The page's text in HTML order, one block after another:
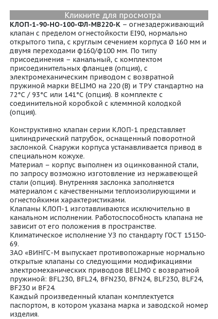
Кликните для просмотра
КЛОП-1-90-НО-100-ФЛ-МВ220-К – огнезадерживающий
клапан с пределом огнестойкости EI90, нормально
открытого типа, с круглым сечением корпуса Ø 160 мм и
двумя переходами ф160/ф100 мм. По типу
присоединения – канальный, с комплектом
присоединительных фланцев (опция), с
электромеханическим приводом с возвратной
пружиной марки BELIMO на 220 (В) и ТРУ стандартно на
72°С / 93°С или 141°С (опция). В комплекте с
соединительной коробкой с клеммной колодкой
(опция).
Конструктивно клапан серии КЛОП-1 представляет
цилиндрический патрубок, оснащенный поворотной
заслонкой. Снаружи корпуса устанавливается привод в
специальном кожухе.
Материал – корпус выполнен из оцинкованной стали,
по запросу возможно изготовление из нержавеющей
стали (опция). Внутренняя заслонка заполняется
материалом с качественными теплоизолирующими и
огнестойкими характеристиками.
Клапаны КЛОП-1 изготавливаются исключительно в
канальном исполнении. Работоспособность клапана не
зависит от его положения в пространстве.
Климатическое исполнение УЗ по стандарту ГОСТ 15150-
69.
ЗАО «ВИНГС-М выпускает противопожарные нормально
открытые клапаны со следующими модификациями
электромеханических приводов BELIMO с возвратной
пружиной: BFL230, BFL24, BFN230, BFN24, BLF230, BLF24,
BF230 и BF24.
Каждый произведенный клапан комплектуется
паспортом, в котором указана марка и заводской номер
изделия.